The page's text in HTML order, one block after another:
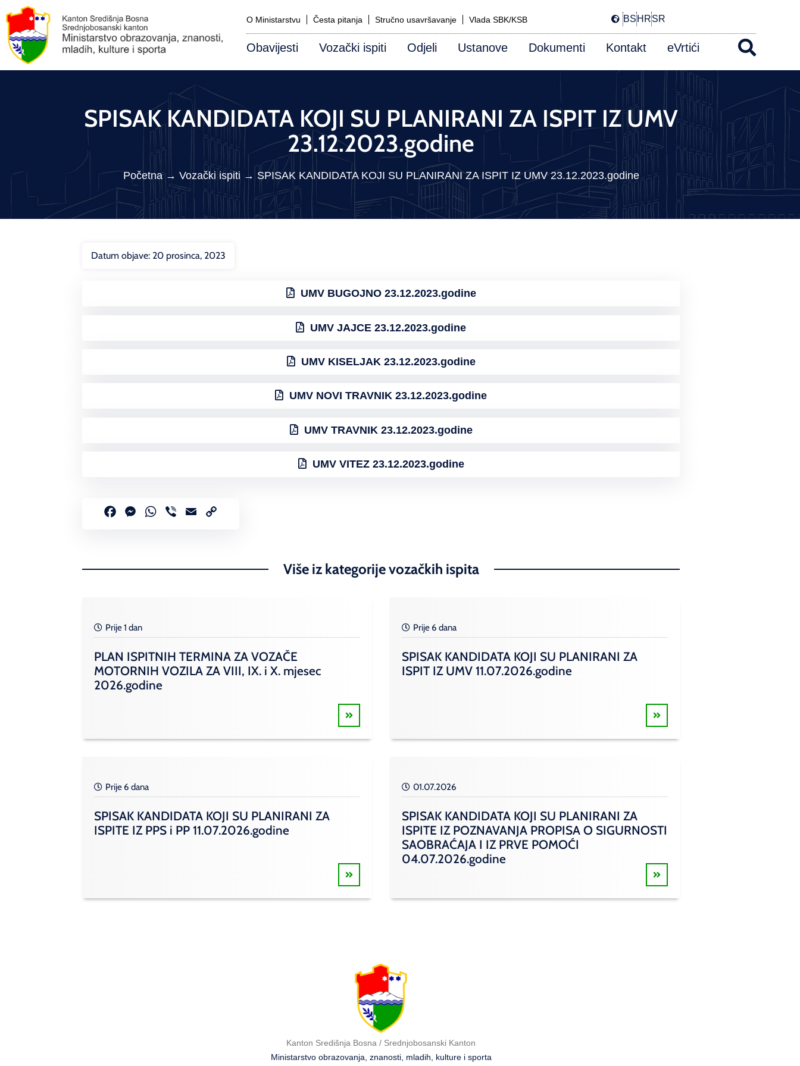
O Ministarstvu Česta pitanja Stručno usavršavanje Vlada SBK/KSB BSHRSR
Obavijesti Vozački ispiti Odjeli Ustanove Dokumenti Kontakt eVrtići
SPISAK KANDIDATA KOJI SU PLANIRANI ZA ISPIT IZ UMV
23.12.2023.godine
Početna→ Vozački ispiti→ SPISAK KANDIDATA KOJI SU PLANIRANI ZA ISPIT IZ UMV 23.12.2023.godine
Datum objave: 20 prosinca, 2023
UMV BUGOJNO 23.12.2023.godine
UMV JAJCE 23.12.2023.godine
UMV KISELJAK 23.12.2023.godine
UMV NOVI TRAVNIK 23.12.2023.godine
UMV TRAVNIK 23.12.2023.godine
UMV VITEZ 23.12.2023.godine
FacebookMessenger
WhatsApp
Viber Email
Više iz kategorije vozačkih ispita
Prije 1 dan
PLAN ISPITNIH TERMINA ZA VOZAČE
MOTORNIH VOZILA ZA VIII, IX. i X. mjesec
2026.godine
Prije 6 dana
SPISAK KANDIDATA KOJI SU PLANIRANI ZA
ISPIT IZ UMV 11.07.2026.godine
Prije 6 dana
SPISAK KANDIDATA KOJI SU PLANIRANI ZA
ISPITE IZ PPS i PP 11.07.2026.godine
01.07.2026
SPISAK KANDIDATA KOJI SU PLANIRANI ZA
ISPITE IZ POZNAVANJA PROPISA O SIGURNOSTI
SAOBRAĆAJA I IZ PRVE POMOĆI
04.07.2026.godine
Kanton Središnja Bosna / Srednjobosanski Kanton
Ministarstvo obrazovanja, znanosti, mladih, kulture i sporta